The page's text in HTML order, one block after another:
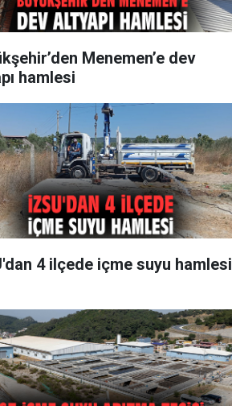
Menemen’e dev
hamlesi
4 ilçede içme suyu hamlesi